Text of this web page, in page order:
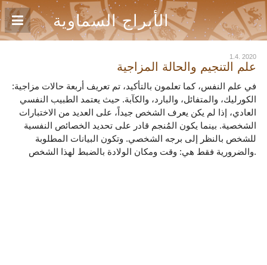
الأبراج السماوية
1.4. 2020
علم التنجيم والحالة المزاجية
في علم النفس، كما تعلمون بالتأكيد، تم تعريف أربعة حالات مزاجية:
الكورليك، والمتفائل، والبارد، والكآبة. حيث يعتمد الطبيب النفسي
العادي، إذا لم يكن يعرف الشخص جيداً، على العديد من الاختبارات
الشخصية. بينما يكون المُنجم قادر على تحديد الخصائص النفسية
للشخص بالنظر إلى برجه الشخصي. وتكون البيانات المطلوبة
والضرورية فقط هي: وقت ومكان الولادة بالضبط لهذا الشخص.